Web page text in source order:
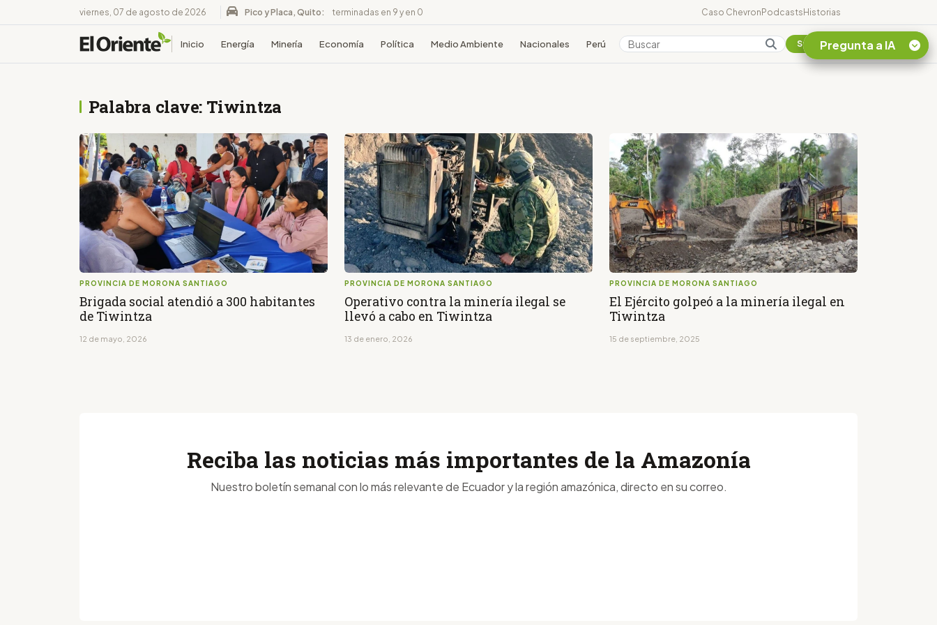
viernes, 07 de agosto de 2026 Pico y Placa, Quito: terminadas en 9 y en 0 Caso ChevronPodcastsHistorias
Inicio Energía Minería Economía Política Medio Ambiente Nacionales Perú Colombia Suscribirse
Palabra clave: Tiwintza
PROVINCIA DE MORONA SANTIAGO
Brigada social atendió a 300 habitantes
de Tiwintza
12 de mayo, 2026
PROVINCIA DE MORONA SANTIAGO
Operativo contra la minería ilegal se
llevó a cabo en Tiwintza
13 de enero, 2026
PROVINCIA DE MORONA SANTIAGO
El Ejército golpeó a la minería ilegal en
Tiwintza
15 de septiembre, 2025
Pregunta a IA
Listar destinos
turísticos de la
Amazonia Ecuatoriana
¿En que consiste la
tasa minera que rige en
Ecuador?
Reciba las noticias más importantes de la Amazonía
Nuestro boletín semanal con lo más relevante de Ecuador y la región amazónica, directo en su correo.